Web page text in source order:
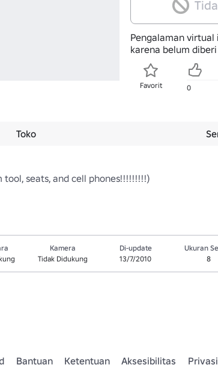
Pengalaman virtual
karena belum
Favorit 0
Toko
tool, seats, and cell phones!!!!!!!!!)
Kamera
Tidak Didukung
Di-update
13/7/2010
Ukuran
8
Bantuan Ketentuan Aksesibilitas Privasi